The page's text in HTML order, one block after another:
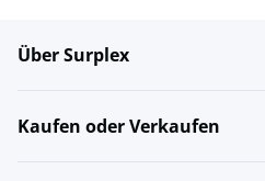
Über Surplex
Kaufen oder Verkaufen